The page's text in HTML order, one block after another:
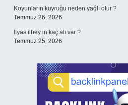
Koyunların kuyruğu neden yağlı olur ?
Temmuz 26, 2026
Ilyas ilbey in kaç atı var ?
Temmuz 25, 2026